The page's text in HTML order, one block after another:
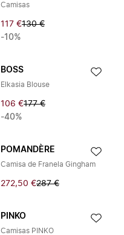
Camisas
117 €130 €
-10%
BOSS
Elkasia Blouse
106 €177 €
-40%
POMANDÈRE
Camisa de Franela Gingham
272,50 €287 €
PINKO
Camisas PINKO